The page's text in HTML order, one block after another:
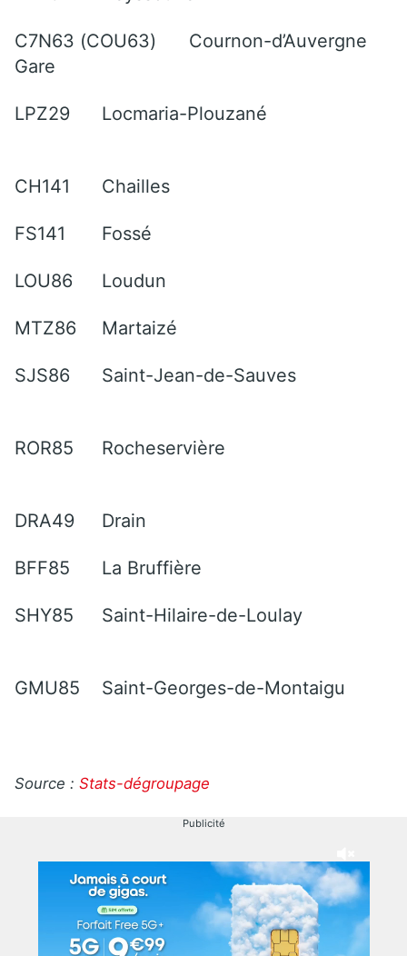
C7N63 (COU63)
Cournon-d’Auvergne
Gare
LPZ29 Locmaria-Plouzané
CH141 Chailles
FS141 Fossé
LOU86 Loudun
MTZ86 Martaizé
SJS86 Saint-Jean-de-Sauves
ROR85 Rocheservière
DRA49 Drain
BFF85 La Bruffière
SHY85 Saint-Hilaire-de-Loulay
GMU85 Saint-Georges-de-Montaigu
Source : Stats-dégroupage
Publicité